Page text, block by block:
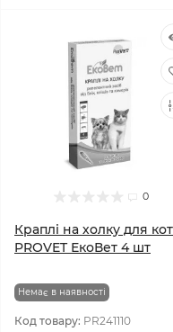
0
Краплі на холку для
PROVET ЕкоВет 4 шт
Немає в наявності
Код товару: PR241110